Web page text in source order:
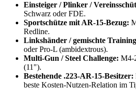
Einsteiger / Plinker /
Schwarz oder FDE.
Sportschütze mit AR-15-Bezug:
Redline.
Linkshänder / gemischte
oder Pro-L (ambidextrous).
Multi-Gun / Steel Challenge: M4-
(11").
Bestehende .223-AR-15-Besitzer:
beste Kosten-Nutzen-Relation im